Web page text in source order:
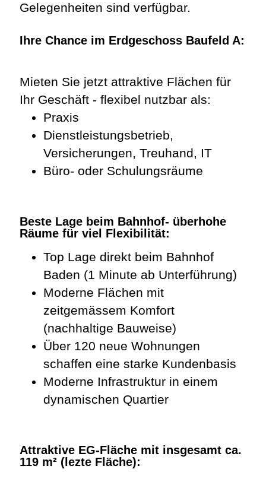
Gelegenheiten sind verfügbar.
Ihre Chance im Erdgeschoss Baufeld A:
Mieten Sie jetzt attraktive Flächen für
Ihr Geschäft - flexibel nutzbar als:
Praxis
Dienstleistungsbetrieb,
Versicherungen, Treuhand, IT
Büro- oder Schulungsräume
Beste Lage beim Bahnhof- überhohe
Räume für viel Flexibilität:
Top Lage direkt beim Bahnhof
Baden (1 Minute ab Unterführung)
Moderne Flächen mit
zeitgemässem Komfort
(nachhaltige Bauweise)
Über 120 neue Wohnungen
schaffen eine starke Kundenbasis
Moderne Infrastruktur in einem
dynamischen Quartier
Attraktive EG-Fläche mit insgesamt ca.
119 m² (lezte Fläche):